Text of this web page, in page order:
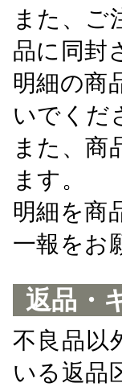
また、ご
品に同封
明細の商
いでくだ
また、商
ます。
明細を商
一報をお
返品・
不良品以
いる返品